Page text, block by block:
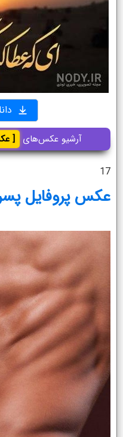
آرشیو عکس‌های [
17
عکس پروفایل